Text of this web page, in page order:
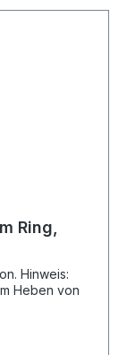
Ring,
Heben von